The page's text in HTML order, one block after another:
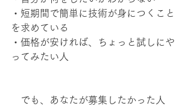
・短期間で簡単に技術が身につくこと
を求めている
・価格が安ければ、ちょっと試しにや
ってみたい人
でも、あなたが募集したかった人